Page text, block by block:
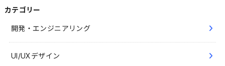
カテゴリー
開発・エンジニアリング
UI/UXデザイン